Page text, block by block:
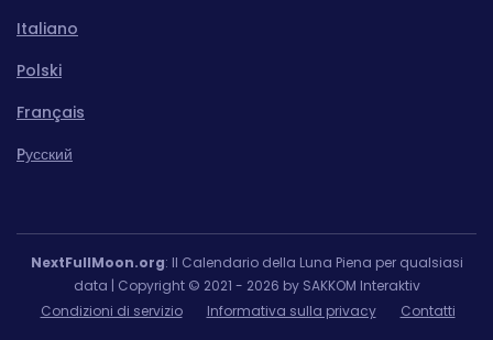
Italiano
Polski
Français
Pусский
NextFullMoon.org: Il Calendario della Luna Piena per qualsiasi
data | Copyright © 2021 - 2026 by SAKKOM Interaktiv
Condizioni di servizio
Informativa sulla privacy Contatti